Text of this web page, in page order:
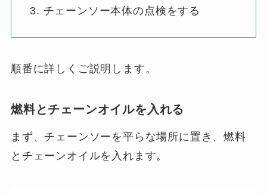
チェーンソー本体の点検をする
順番に詳しくご説明します。
燃料とチェーンオイルを入れる
まず、チェーンソーを平らな場所に置き、燃料
とチェーンオイルを入れます。